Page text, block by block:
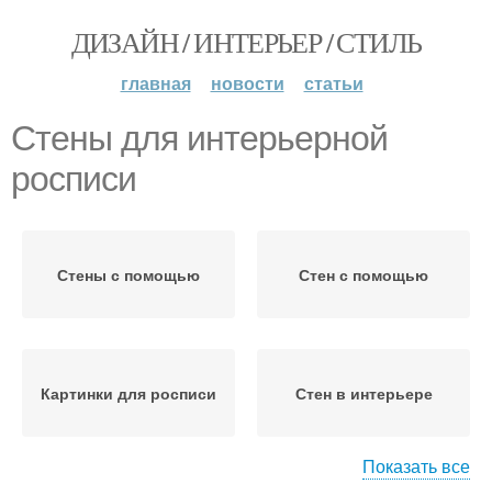
ДИЗАЙН / ИНТЕРЬЕР / СТИЛЬ
главная новости статьи
Стены для интерьерной
росписи
Стены с помощью Стен с помощью
Картинки для росписи Стен в интерьере
Показать все